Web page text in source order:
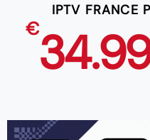
IPTV FRANCE
€